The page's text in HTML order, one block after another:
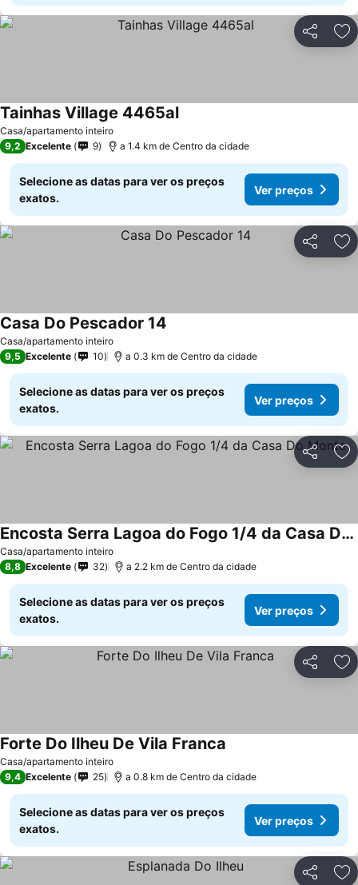
Partilhar
Casa/apartamento inteiro
Tainhas Village 4465al
9,2 Excelente 9 a 1.4 km de Centro da cidade
Selecione as datas para ver os preços
exatos.
Ver preços
Partilhar
Casa/apartamento inteiro
Casa Do Pescador 14
9,5 Excelente 10 a 0.3 km de Centro da cidade
Selecione as datas para ver os preços
exatos.
Ver preços
Partilhar
Casa/apartamento inteiro
Encosta Serra Lagoa do Fogo 1/4 da Casa Do Monte
8,8 Excelente 32 a 2.2 km de Centro da cidade
Selecione as datas para ver os preços
exatos.
Ver preços
Partilhar
Casa/apartamento inteiro
Forte Do Ilheu De Vila Franca
9,4 Excelente 25 a 0.8 km de Centro da cidade
Selecione as datas para ver os preços
exatos.
Ver preços
Partilhar